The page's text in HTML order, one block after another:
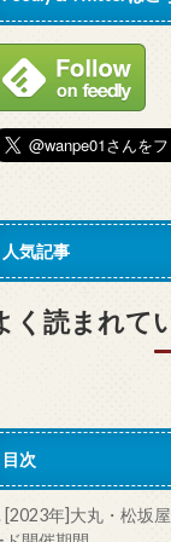
人気記事
く読まれて
目次
[2023年]大丸・松坂